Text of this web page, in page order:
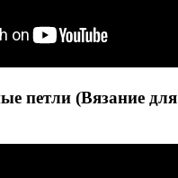
петли (Вязание для